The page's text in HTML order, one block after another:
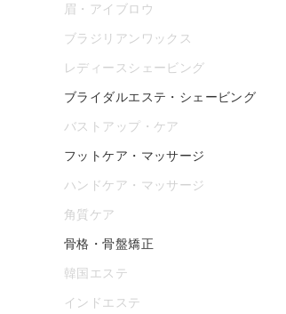
眉・アイブロウ
ブラジリアンワックス
レディースシェービング
ブライダルエステ・シェービング
バストアップ・ケア
フットケア・マッサージ
ハンドケア・マッサージ
角質ケア
骨格・骨盤矯正
韓国エステ
インドエステ